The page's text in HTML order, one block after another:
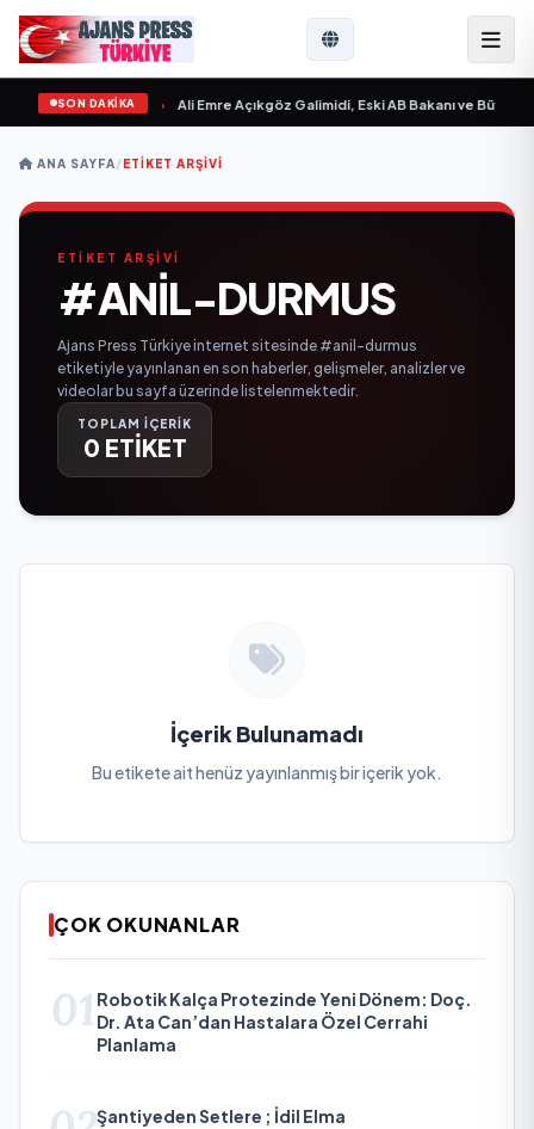
SON DAKİKA
“ yayımlandı Ali Emre Açıkgöz Galimidi, Eski AB Bakanı ve
ANA SAYFA/ETIKET ARŞIVI
ETİKET ARŞİVİ
#ANIL-DURMUS
Ajans Press Türkiye internet sitesinde #anil-durmus
etiketiyle yayınlanan en son haberler, gelişmeler, analizler ve
videolar bu sayfa üzerinde listelenmektedir.
TOPLAM İÇERİK
0 ETİKET
İçerik Bulunamadı
Bu etikete ait henüz yayınlanmış bir içerik yok.
ÇOK OKUNANLAR
01 Robotik Kalça Protezinde Yeni Dönem: Doç.
Dr. Ata Can’dan Hastalara Özel Cerrahi
Planlama
Şantiyeden Setlere ; İdil Elma